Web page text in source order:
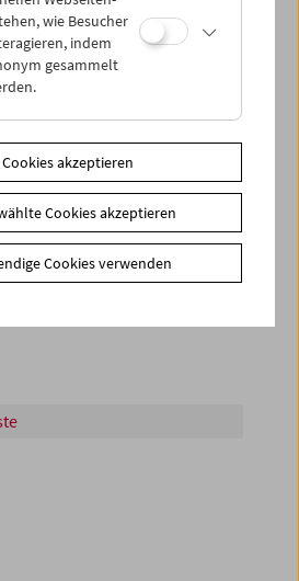
wie Besucher
indem
gesammelt
akzeptieren
Cookies akzeptieren
Cookies verwenden